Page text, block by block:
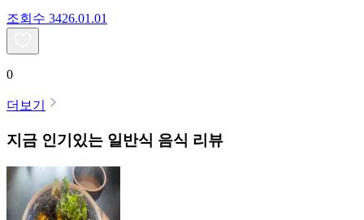
조회수 3426.01.01
0
더보기
지금 인기있는 일반식 음식 리뷰